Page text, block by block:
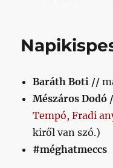
Baráth Boti //
Mészáros
Tempó, Fradi
kiről van szó.)
#méghatmeccs